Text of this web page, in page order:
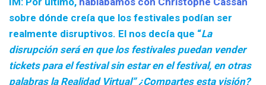
sobre dónde creía que los festivales podían ser
realmente disruptivos. El nos decía que “La
disrupción será en que los festivales puedan vender
tickets para el festival sin estar en el festival, en otras
palabras la Realidad Virtual” ¿Compartes esta visión?